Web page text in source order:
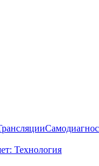
Технология